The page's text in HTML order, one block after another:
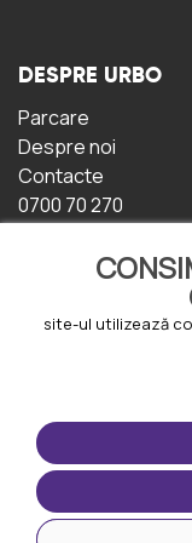
site-ul utilizează
DESPRE URBO
Parcare
Despre noi
Contacte
0700 70 270
TERMENI DE
Termeni și condiții
Politica de
Confidențialitate
Politica de cookie-uri